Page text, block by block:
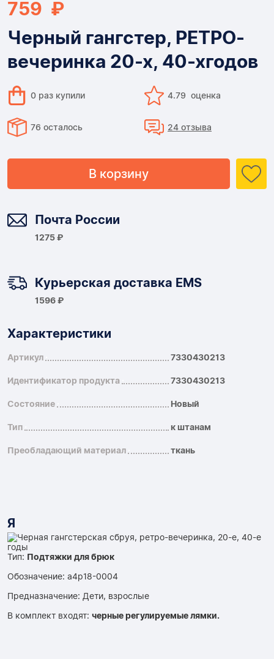
759 ₽
Черный гангстер, РЕТРО-
вечеринка 20-х, 40-хгодов
0 раз купили 4.79 оценка
76 осталось 24 отзыва
В корзину
Почта России
1275 ₽
Курьерская доставка EMS
1596 ₽
Характеристики
Артикул 7330430213
Идентификатор продукта 7330430213
Состояние Новый
Тип к штанам
Преобладающий материал ткань
Я
Тип: Подтяжки для брюк
Обозначение: a4p18-0004
Предназначение: Дети, взрослые
В комплект входят: черные регулируемые лямки.